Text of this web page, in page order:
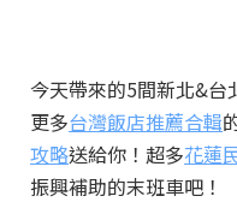
今天帶來的5間新北&台
更多台灣飯店推薦合輯
攻略送給你！超多花蓮
振興補助的末班車吧！